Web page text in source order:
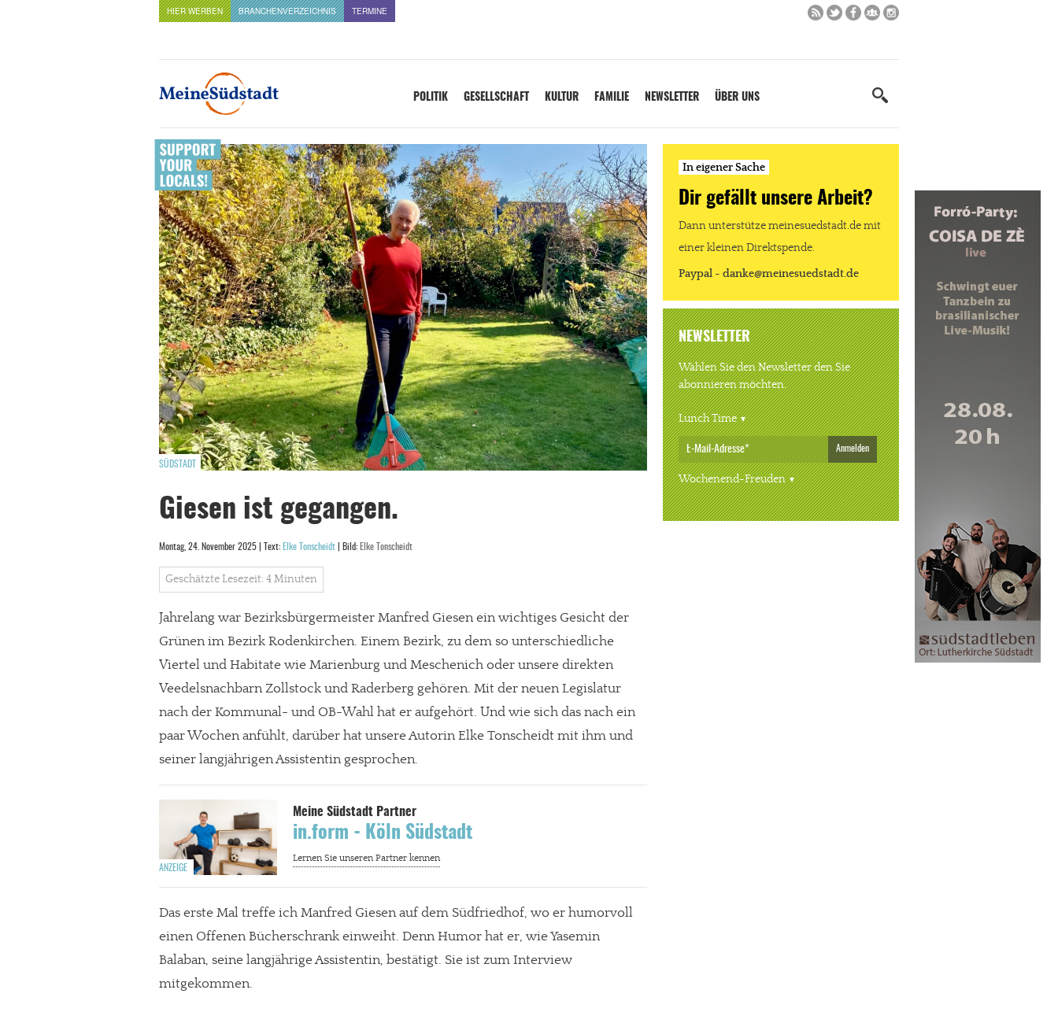
HIER WERBEN BRANCHENVERZEICHNIS TERMINE
POLITIK GESELLSCHAFT KULTUR FAMILIE NEWSLETTER ÜBER UNS
SÜDSTADT
Giesen ist gegangen.
Montag, 24. November 2025 | Text: Elke Tonscheidt | Bild: Elke Tonscheidt
Geschätzte Lesezeit: 4 Minuten
Jahrelang war Bezirksbürgermeister Manfred Giesen ein wichtiges Gesicht der
Grünen im Bezirk Rodenkirchen. Einem Bezirk, zu dem so unterschiedliche
Viertel und Habitate wie Marienburg und Meschenich oder unsere direkten
Veedelsnachbarn Zollstock und Raderberg gehören. Mit der neuen Legislatur
nach der Kommunal- und OB-Wahl hat er aufgehört. Und wie sich das nach ein
paar Wochen anfühlt, darüber hat unsere Autorin Elke Tonscheidt mit ihm und
seiner langjährigen Assistentin gesprochen.
in.form - Köln Südstadt
Das erste Mal treffe ich Manfred Giesen auf dem Südfriedhof, wo er humorvoll
einen Offenen Bücherschrank einweiht. Denn Humor hat er, wie Yasemin
Balaban, seine langjährige Assistentin, bestätigt. Sie ist zum Interview
mitgekommen.
In eigener Sache
Dir gefällt unsere Arbeit?
Dann unterstütze meinesuedstadt.de mit
einer kleinen Direktspende.
Paypal - danke@meinesuedstadt.de
NEWSLETTER
Wählen Sie den Newsletter den Sie
abonnieren möchten.
Lunch Time
Anmelden
Wochenend-Freuden